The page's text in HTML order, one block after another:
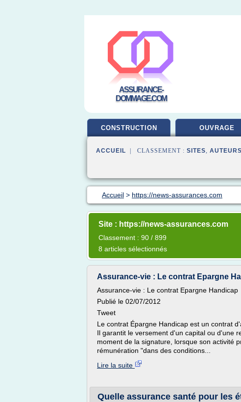
ASSURANCE-
DOMMAGE.COM
CONSTRUCTION OUVRAGE
ACCUEIL | CLASSEMENT : SITES,
Accueil > https://news-assurances.com
Site : https://news-assurances.com
Classement : 90 / 899
8 articles sélectionnés
Assurance-vie : Le contrat Epargne
Assurance-vie : Le contrat Epargne Handicap
Publié le 02/07/2012
Tweet
Le contrat Épargne Handicap est un contrat
Il garantit le versement d'un capital ou d'une
moment de la signature, lorsque son activité
rémunération "dans des conditions...
Lire la suite
Quelle assurance santé pour les